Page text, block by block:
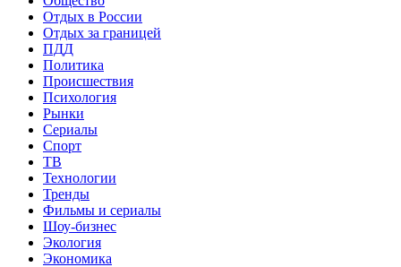
Отдых в России
Отдых за границей
ПДД
Политика
Происшествия
Психология
Рынки
Сериалы
Спорт
ТВ
Технологии
Тренды
Фильмы и сериалы
Шоу-бизнес
Экология
Экономика